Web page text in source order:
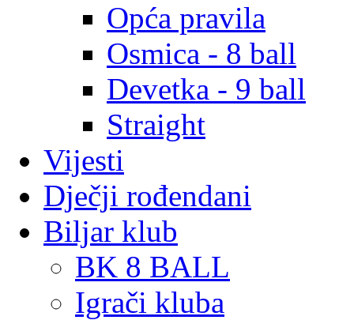
Opća pravila
Osmica - 8 ball
Devetka - 9 ball
Straight
Vijesti
Dječji rođendani
Biljar klub
BK 8 BALL
Igrači kluba